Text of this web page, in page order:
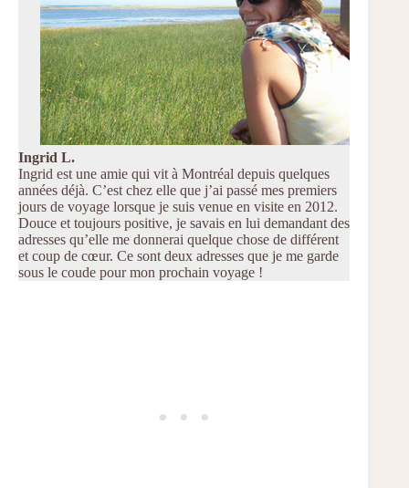
Ingrid L.
Ingrid est une amie qui vit à Montréal depuis quelques
années déjà. C’est chez elle que j’ai passé mes premiers
jours de voyage lorsque je suis venue en visite en 2012.
Douce et toujours positive, je savais en lui demandant des
adresses qu’elle me donnerai quelque chose de différent
et coup de cœur. Ce sont deux adresses que je me garde
sous le coude pour mon prochain voyage !